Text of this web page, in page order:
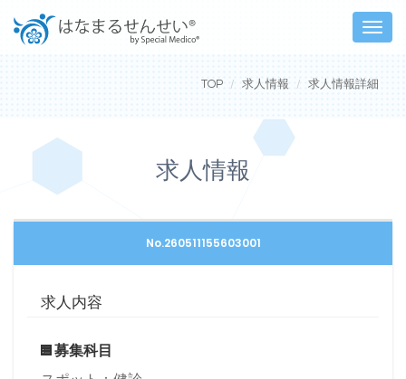
Toggle
TOP 求人情報 求人情報詳細
求人情報
No.260511155603001
求人内容
募集科目